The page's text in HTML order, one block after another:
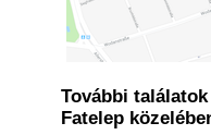
További
Fatelep